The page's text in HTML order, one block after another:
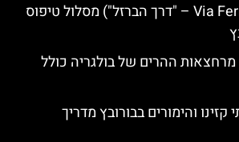
ויה פראטה (Via Ferrata – "דרך הברזל") מסלול טיפוס
טיול מבורובץ ל-2 מרחצאות ההרים של בולגריה כולל
קזינו והימורים בבורובץ מדריך